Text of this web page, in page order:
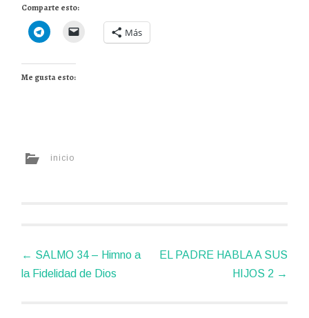
Comparte esto:
Más
Me gusta esto:
inicio
de
← SALMO 34 – Himno a
la Fidelidad de Dios
EL PADRE HABLA A SUS
HIJOS 2 →